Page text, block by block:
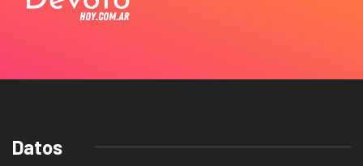
Datos